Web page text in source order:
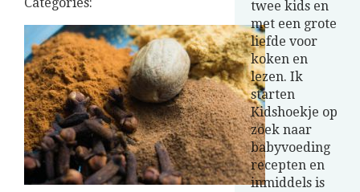
twee kids en
met een grote
liefde voor
koken en
lezen. Ik
starten
Kidshoekje op
zoek naar
babyvoeding
recepten en
inmiddels is